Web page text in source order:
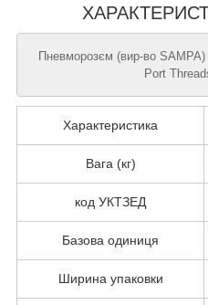
Пневморозєм (вир-во
Port
Характеристика
Вага (кг)
код УКТЗЕД
Базова одиниця
Ширина упаковки